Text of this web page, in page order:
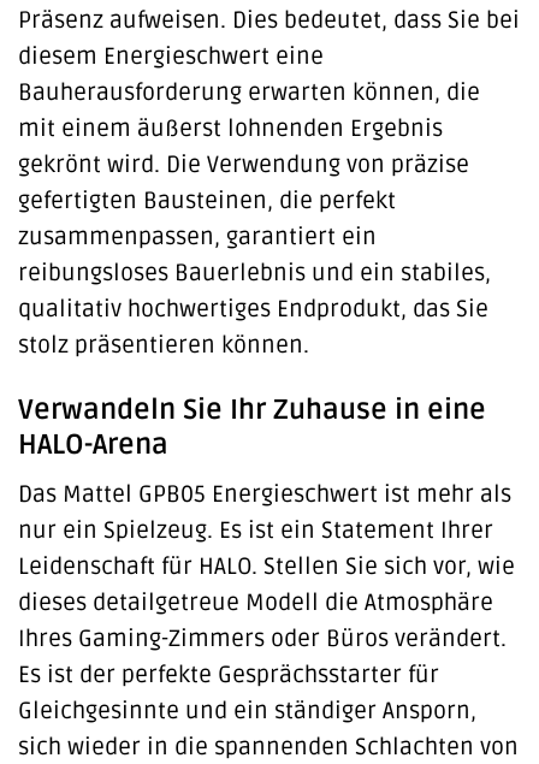
Präsenz aufweisen. Dies bedeutet, dass Sie bei
diesem Energieschwert eine
Bauherausforderung erwarten können, die
mit einem äußerst lohnenden Ergebnis
gekrönt wird. Die Verwendung von präzise
gefertigten Bausteinen, die perfekt
zusammenpassen, garantiert ein
reibungsloses Bauerlebnis und ein stabiles,
qualitativ hochwertiges Endprodukt, das Sie
stolz präsentieren können.
Verwandeln Sie Ihr Zuhause in eine
HALO-Arena
Das Mattel GPB05 Energieschwert ist mehr als
nur ein Spielzeug. Es ist ein Statement Ihrer
Leidenschaft für HALO. Stellen Sie sich vor, wie
dieses detailgetreue Modell die Atmosphäre
Ihres Gaming-Zimmers oder Büros verändert.
Es ist der perfekte Gesprächsstarter für
Gleichgesinnte und ein ständiger Ansporn,
sich wieder in die spannenden Schlachten von